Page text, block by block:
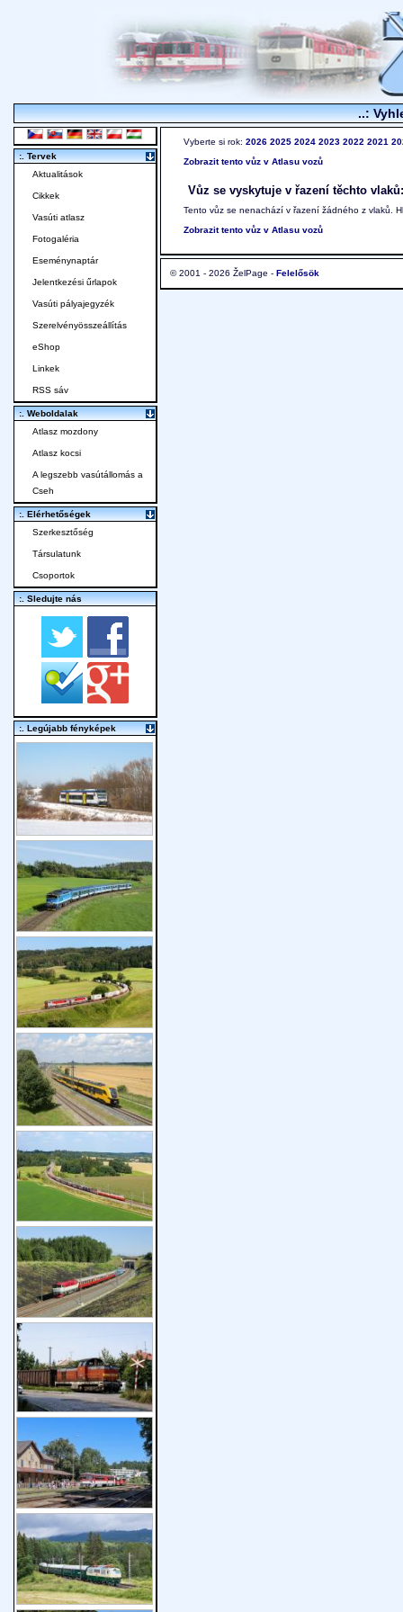
..:
Vyberte si rok: 2026 2025 2024 2023 2022 2021
Zobrazit tento vůz v Atlasu vozů
Vůz se vyskytuje v řazení těchto vlaků:
Tento vůz se nenachází v řazení žádného z vlaků.
Zobrazit tento vůz v Atlasu vozů
© 2001 - 2026 ŽelPage - Felelősök
:. Tervek
Aktualitások
Cikkek
Vasúti atlasz
Fotogaléria
Eseménynaptár
Jelentkezési űrlapok
Vasúti pályajegyzék
Szerelvényösszeállítás
eShop
Linkek
RSS sáv
:. Weboldalak
Atlasz mozdony
Atlasz kocsi
A legszebb vasútállomás a
Cseh
:. Elérhetőségek
Szerkesztőség
Társulatunk
Csoportok
:. Sledujte nás
:. Legújabb fényképek